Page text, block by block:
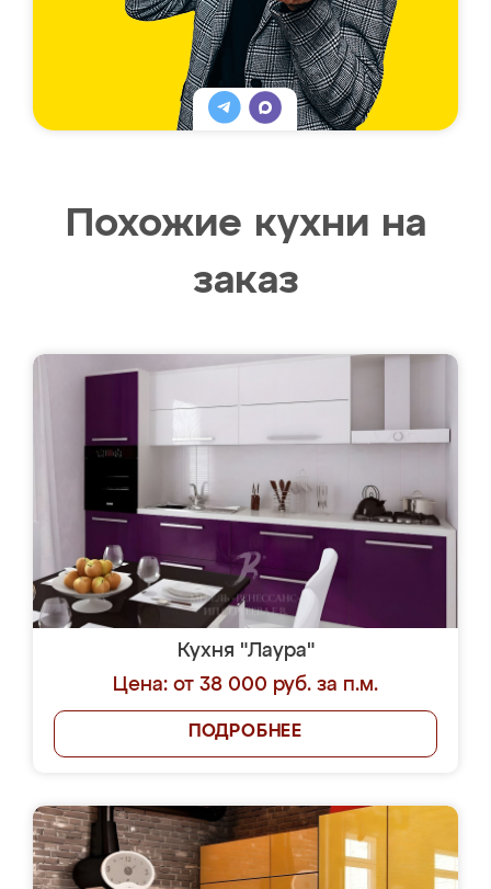
Похожие кухни на
заказ
Кухня "Лаура"
Цена: от 38 000 руб. за п.м.
ПОДРОБНЕЕ